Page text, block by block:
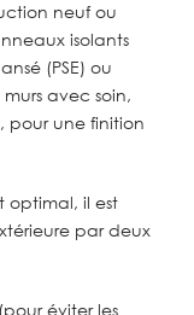
neuf ou
isolants
(PSE) ou
murs avec soin,
pour une finition
optimal, il est
par deux
éviter les